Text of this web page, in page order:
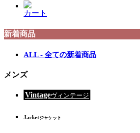
カート
新着商品
ALL - 全ての新着商品
メンズ
Vintageヴィンテージ
Jacketジャケット